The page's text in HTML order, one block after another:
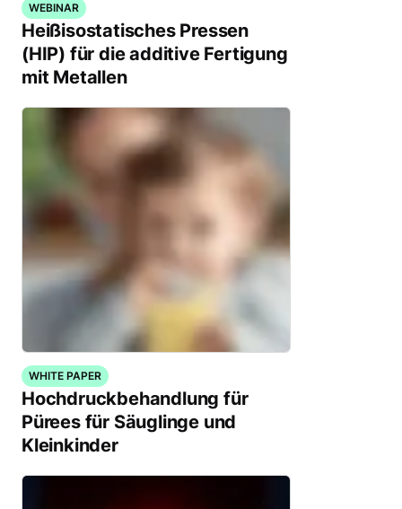
WEBINAR
Heißisostatisches Pressen
(HIP) für die additive Fertigung
mit Metallen
WHITE PAPER
Hochdruckbehandlung für
Pürees für Säuglinge und
Kleinkinder